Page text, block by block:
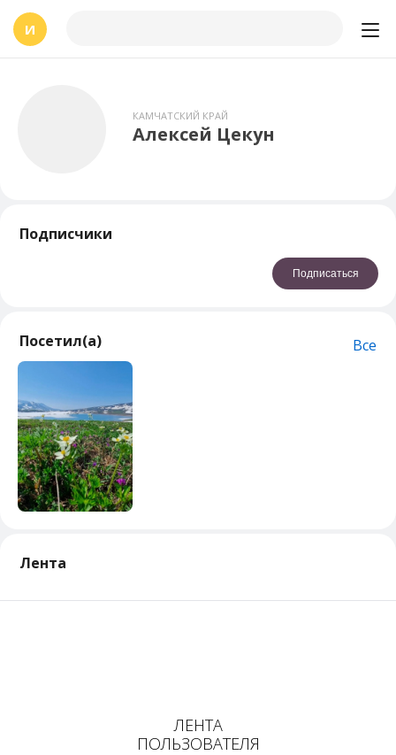
И
КАМЧАТСКИЙ КРАЙ
Алексей Цекун
Подписчики
Подписаться
Посетил(а) Все
Лента
ЛЕНТА
ПОЛЬЗОВАТЕЛЯ